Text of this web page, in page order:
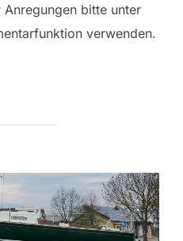
bitte unter
verwenden.